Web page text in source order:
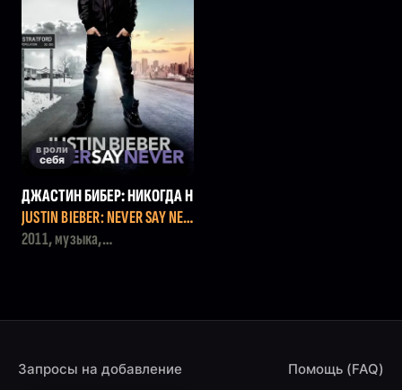
в роли
себя
ДЖАСТИН БИБЕР: НИКОГДА Н
Е ГОВОРИ НИКОГДА
JUSTIN BIEBER: NEVER SAY NEV
ER
2011, музыка,
Запросы на добавление Помощь (FAQ)